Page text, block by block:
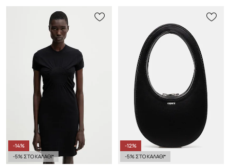
-14%
-5% ΣΤΟ ΚΑΛΑΘΙ*
-12%
-5% ΣΤΟ ΚΑΛΑΘΙ*